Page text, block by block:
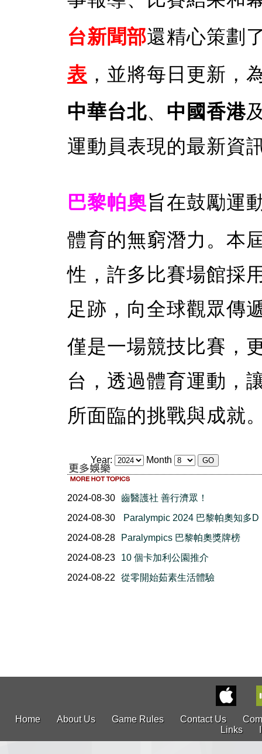
台新聞部還精心策劃
表 ，並將每日更新，
中華台北、 中國香港
運動員表現的最新資
巴黎帕奧旨在鼓勵運
體育的無窮潛力。本
性，許多比賽場館採
足跡，向全球觀眾傳
僅是一場競技比賽，
台，透過體育運動，
所面臨的挑戰與成就
Year: Month
2024-08-30 齒醫護社 善行濟眾！
2024-08-30
Paralympic 2024 巴黎帕奧知多D
2024-08-28
Paralympics 巴黎帕奧獎牌榜
2024-08-23
10 個卡加利公園推介
2024-08-22
從零開始茹素生活體驗
Home About Us Game Rules Contact Us
Links